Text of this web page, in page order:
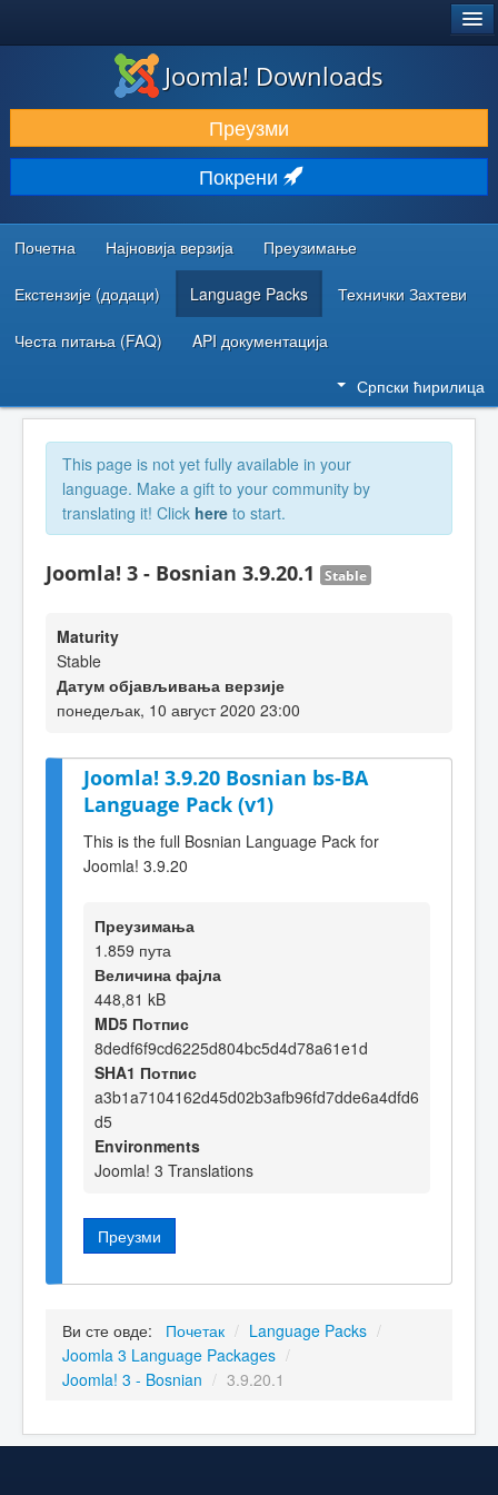
ПРЕУЗИМАЊЕ И ПРОШИРЕЊА (ЕКСТЕНЗИЈЕ)
ОТКРИЈТЕ И НАУЧИТЕ
ЗАЈЕДНИЦА И ПОДРШКА
РЕСУРСИ ЗА РАЗВОЈ
Joomla! Downloads
Преузми
Покрени
Почетна Најновија верзија Преузимање
Екстензије (додаци) Language Packs Технички Захтеви
Честа питања (FAQ) API документација
Српски ћирилица
This page is not yet fully available in your
language. Make a gift to your community by
translating it! Click here to start.
Joomla! 3 - Bosnian 3.9.20.1 Stable
Maturity
Stable
Датум објављивања верзије
понедељак, 10 август 2020 23:00
Joomla! 3.9.20 Bosnian bs-BA
Language Pack (v1)
This is the full Bosnian Language Pack for
Joomla! 3.9.20
Преузимања
1.859 пута
Величина фајла
448,81 kB
MD5 Потпис
8dedf6f9cd6225d804bc5d4d78a61e1d
SHA1 Потпис
a3b1a7104162d45d02b3afb96fd7dde6a4dfd6
d5
Environments
Joomla! 3 Translations
Преузми
Ви сте овде: Почетак / Language Packs /
Joomla 3 Language Packages /
Joomla! 3 - Bosnian / 3.9.20.1